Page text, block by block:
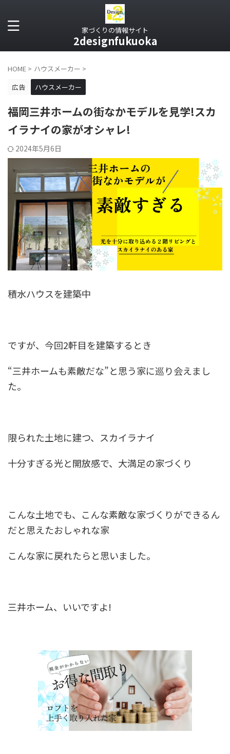
家づくりの情報サイト
2designfukuoka
HOME > ハウスメーカー >
広告
ハウスメーカー
福岡三井ホームの街なかモデルを見学!スカ
イラナイの家がオシャレ!
2024年5月6日
積水ハウスを建築中
ですが、今回2軒目を建築するとき
“三井ホームも素敵だな”と思う家に巡り会えまし
た。
限られた土地に建つ、スカイラナイ
十分すぎる光と開放感で、大満足の家づくり
こんな土地でも、こんな素敵な家づくりができるん
だと思えたおしゃれな家
こんな家に戻れたらと思いました。
三井ホーム、いいですよ!